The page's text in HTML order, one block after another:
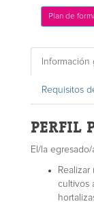
Plan de
Información
Requisitos
PERFIL
El/la
cultivos